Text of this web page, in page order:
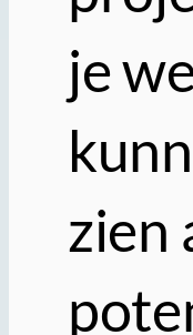
je
zien